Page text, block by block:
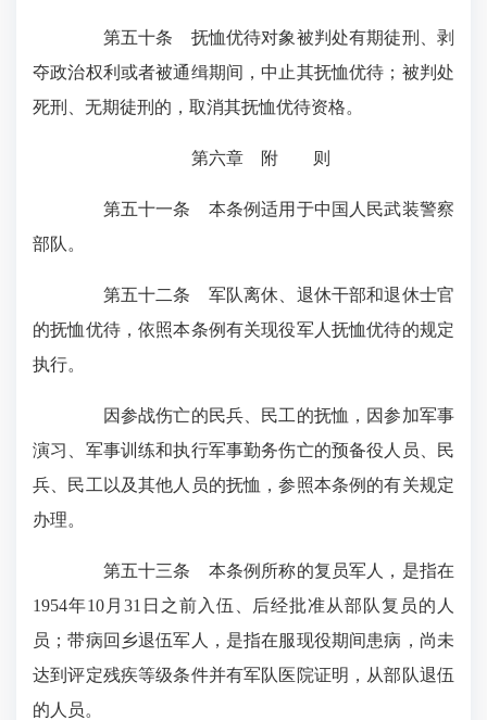
第五十条 抚恤优待对象被判处有期徒刑、剥
夺政治权利或者被通缉期间，中止其抚恤优待；被判处
死刑、无期徒刑的，取消其抚恤优待资格。
第六章 附 则
第五十一条 本条例适用于中国人民武装警察
部队。
第五十二条 军队离休、退休干部和退休士官
的抚恤优待，依照本条例有关现役军人抚恤优待的规定
执行。
因参战伤亡的民兵、民工的抚恤，因参加军事
演习、军事训练和执行军事勤务伤亡的预备役人员、民
兵、民工以及其他人员的抚恤，参照本条例的有关规定
办理。
第五十三条 本条例所称的复员军人，是指在
1954年10月31日之前入伍、后经批准从部队复员的人
员；带病回乡退伍军人，是指在服现役期间患病，尚未
达到评定残疾等级条件并有军队医院证明，从部队退伍
的人员。